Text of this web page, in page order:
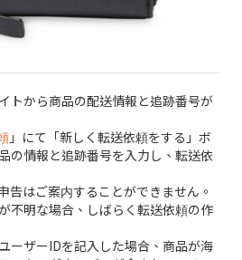
トから商品の配送情報と追跡番号が
」にて「新しく転送依頼をする」ボ
の情報と追跡番号を入力し、転送依
告はご案内することができません。
不明な場合、しばらく転送依頼の作
ーザーIDを記入した場合、商品が海